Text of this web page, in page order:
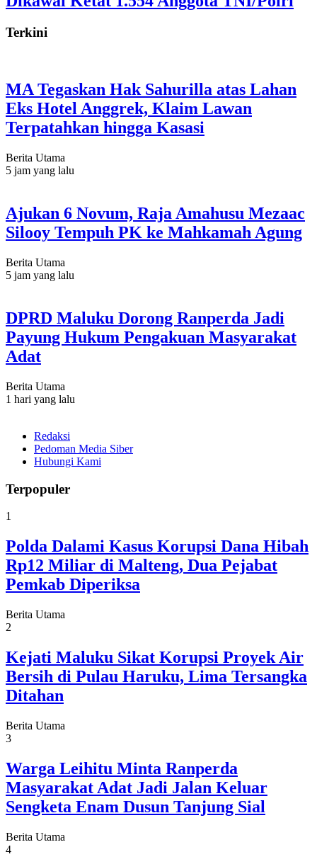
Terkini
MA Tegaskan Hak Sahurilla atas Lahan
Eks Hotel Anggrek, Klaim Lawan
Terpatahkan hingga Kasasi
Berita Utama
5 jam yang lalu
Ajukan 6 Novum, Raja Amahusu Mezaac
Silooy Tempuh PK ke Mahkamah Agung
Berita Utama
5 jam yang lalu
DPRD Maluku Dorong Ranperda Jadi
Payung Hukum Pengakuan Masyarakat
Adat
Berita Utama
1 hari yang lalu
Redaksi
Pedoman Media Siber
Hubungi Kami
Terpopuler
1
Polda Dalami Kasus Korupsi Dana Hibah
Rp12 Miliar di Malteng, Dua Pejabat
Pemkab Diperiksa
Berita Utama
2
Kejati Maluku Sikat Korupsi Proyek Air
Bersih di Pulau Haruku, Lima Tersangka
Ditahan
Berita Utama
3
Warga Leihitu Minta Ranperda
Masyarakat Adat Jadi Jalan Keluar
Sengketa Enam Dusun Tanjung Sial
Berita Utama
4